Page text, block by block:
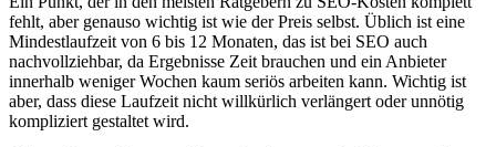
fehlt, aber genauso wichtig ist wie der Preis selbst. Üblich ist eine
Mindestlaufzeit von 6 bis 12 Monaten, das ist bei SEO auch
nachvollziehbar, da Ergebnisse Zeit brauchen und ein Anbieter
innerhalb weniger Wochen kaum seriös arbeiten kann. Wichtig ist
aber, dass diese Laufzeit nicht willkürlich verlängert oder unnötig
kompliziert gestaltet wird.